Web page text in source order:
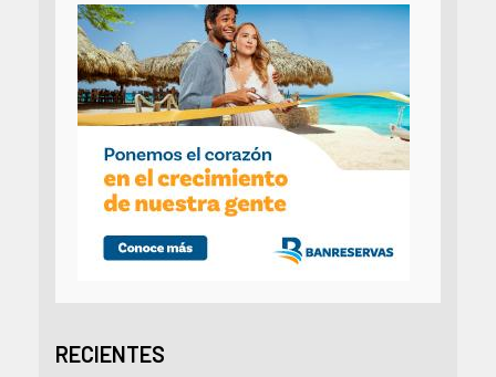
RECIENTES